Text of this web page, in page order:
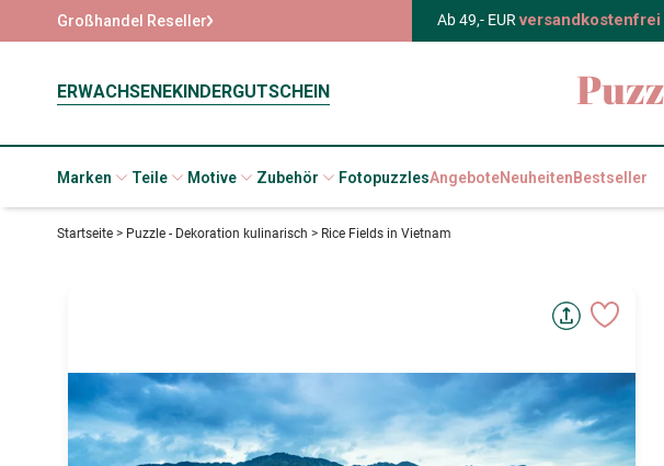
Großhandel Reseller Ab 49,- EURversandkostenfrei
ERWACHSENEKINDERGUTSCHEIN
Marken Teile Motive Zubehör FotopuzzlesAngeboteNeuheitenBestseller
Startseite > Puzzle - Dekoration kulinarisch > Rice Fields in Vietnam